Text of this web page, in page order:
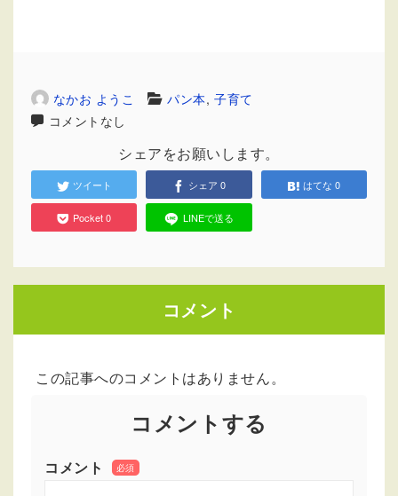
なかお ようこ パン本,子育て
コメントなし
シェアをお願いします。
ツイート シェア 0 はてな 0
Pocket0 LINEで送る
コメント
この記事へのコメントはありません。
コメントする
コメント 必須